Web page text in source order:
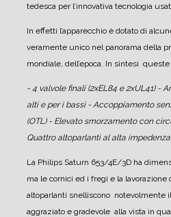
tedesca per l’innovativa tecnologia
In effetti l’apparecchio è dotato di
veramente unico nel panorama della
mondiale, dell’epoca. In sintesi queste
- 4 valvole finali (2xEL84 e 2xUL41) -
alti e per i bassi - Accoppiamento
(OTL) - Elevato smorzamento con
Quattro altoparlanti al alta impedenza
La Philips Saturn 653/4E/3D ha
ma le cornici ed i fregi e la lavorazione
altoparlanti snelliscono notevolmente
aggraziato e gradevole alla vista in